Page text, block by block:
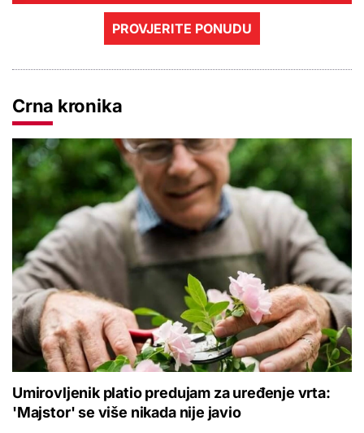
PROVJERITE PONUDU
Crna kronika
Umirovljenik platio predujam za uređenje vrta:
'Majstor' se više nikada nije javio